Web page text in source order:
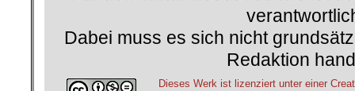
Dabei muss es sich nicht
Redaktion
Dieses Werk ist lizenziert unter einer